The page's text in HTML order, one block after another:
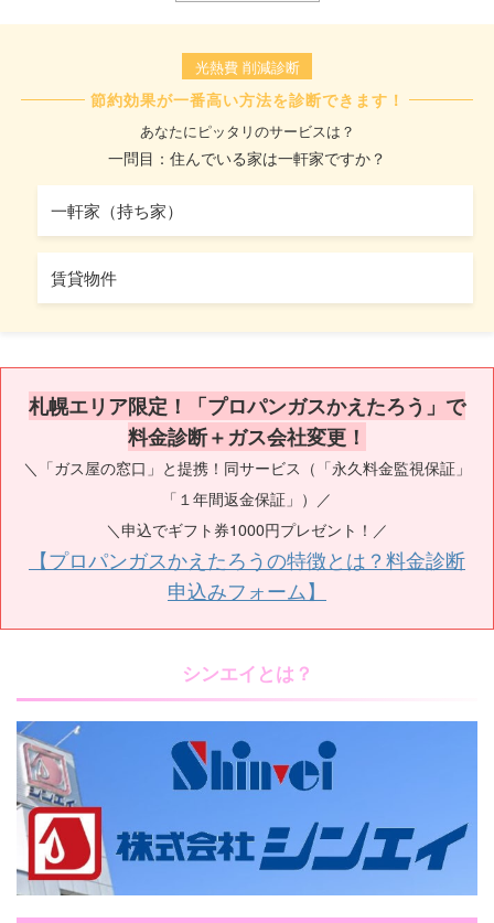
光熱費 削減診断
節約効果が一番高い方法を診断できます！
あなたにピッタリのサービスは？
一問目：住んでいる家は一軒家ですか？
一軒家（持ち家）
賃貸物件
札幌エリア限定！「プロパンガスかえたろう」で
料金診断＋ガス会社変更！
＼「ガス屋の窓口」と提携！同サービス（「永久料金監視保証」
「１年間返金保証」）／
＼申込でギフト券1000円プレゼント！／
【プロパンガスかえたろうの特徴とは？料金診断
申込みフォーム】
シンエイとは？